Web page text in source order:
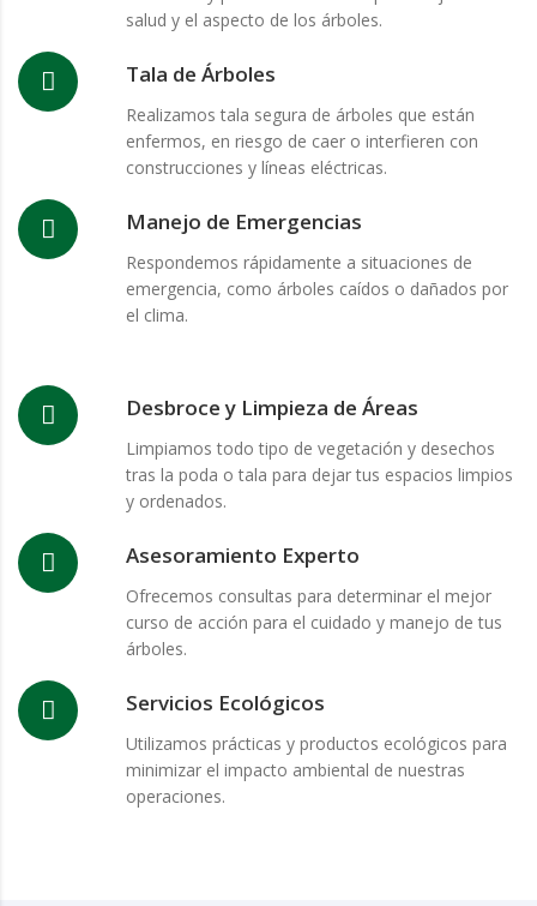
salud y el aspecto de los árboles.
Tala de Árboles
Realizamos tala segura de árboles que están
enfermos, en riesgo de caer o interfieren con
construcciones y líneas eléctricas.
Manejo de Emergencias
Respondemos rápidamente a situaciones de
emergencia, como árboles caídos o dañados por
el clima.
Desbroce y Limpieza de Áreas
Limpiamos todo tipo de vegetación y desechos
tras la poda o tala para dejar tus espacios limpios
y ordenados.
Asesoramiento Experto
Ofrecemos consultas para determinar el mejor
curso de acción para el cuidado y manejo de tus
árboles.
Servicios Ecológicos
Utilizamos prácticas y productos ecológicos para
minimizar el impacto ambiental de nuestras
operaciones.